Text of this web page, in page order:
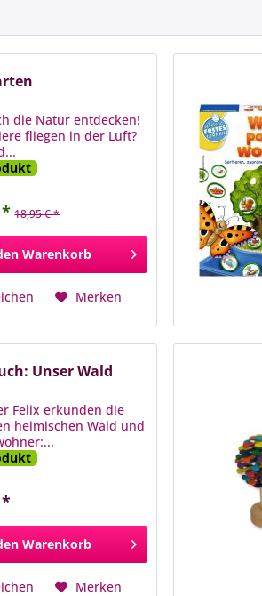
die Natur entdecken!
fliegen in der Luft?
* 18,95 € *
Warenkorb
Merken
Unser Wald
Felix erkunden die
heimischen Wald und
*
Warenkorb
Merken